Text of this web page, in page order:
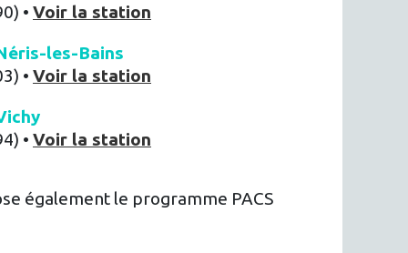
•Voir la station
les-Bains
•Voir la station
•Voir la station
également le programme PACS